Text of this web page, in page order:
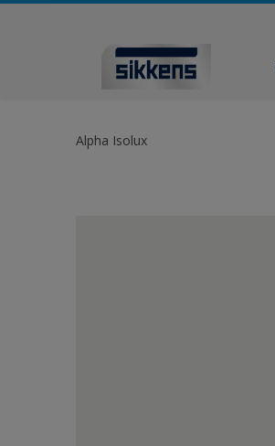
Alpha Isolux